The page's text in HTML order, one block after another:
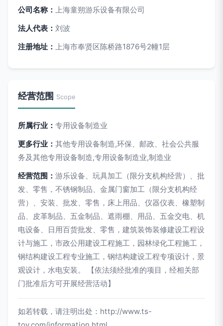
公司名称： 上海童朔游乐设备有限公司
法人代表： 刘波
注册地址： 上海市奉贤区陈桥路1876号2幢1层
经营范围 Scope
所属行业： 专用设备制造业
更多行业： 其他专用设备制造,环保、邮政、社会公共服
务及其他专用设备制造,专用设备制造业,制造业
经营范围： 游乐设备、玩具加工（限分支机构经营）、批
发、零售，不锈钢制品、金属门窗加工（限分支机构经
营）、安装、批发、零售，床上用品、仪器仪表、橡塑制
品、皮革制品、五金制品、遮雨棚、用品、五金交电、机
电设备、日用百货批发、零售，建筑装饰装修建设工程设
计与施工，市政公用建设工程施工，园林绿化工程施工，
钢结构建设工程专业施工，钢结构建设工程专项设计，景
观设计，水电安装。 【依法须经批准的项目，经相关部
门批准后方可开展经营活动】
如若转载，请注明出处：http://www.ts-